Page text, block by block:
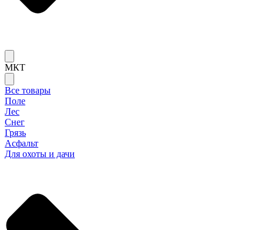
МКТ
Все товары
Поле
Лес
Снег
Грязь
Асфальт
Для охоты и дачи